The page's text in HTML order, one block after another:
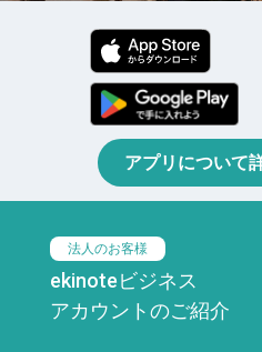
アプリについて
法人のお客様
ekinoteビジネス
アカウントのご紹介